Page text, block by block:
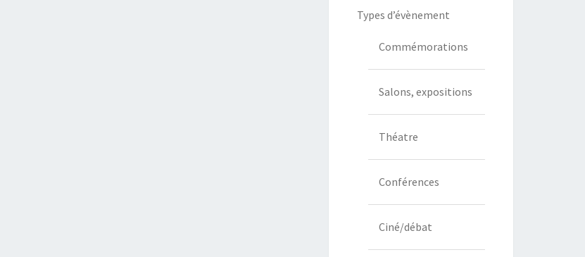
Types d’évènement
Commémorations
Salons, expositions
Théatre
Conférences
Ciné/débat